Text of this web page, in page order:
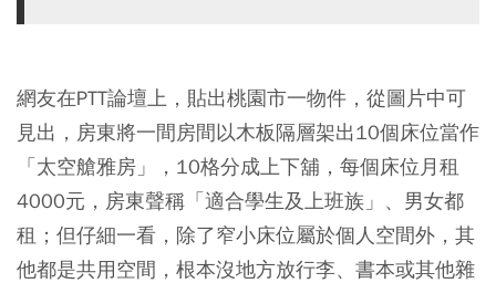
網友在PTT論壇上，貼出桃園市一物件，從圖片中可
見出，房東將一間房間以木板隔層架出10個床位當作
「太空艙雅房」，10格分成上下舖，每個床位月租
4000元，房東聲稱「適合學生及上班族」、男女都
租；但仔細一看，除了窄小床位屬於個人空間外，其
他都是共用空間，根本沒地方放行李、書本或其他雜